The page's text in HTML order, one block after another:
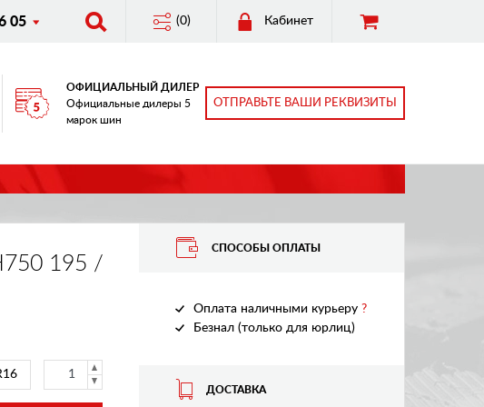
05 (0) Кабинет
ОФИЦИАЛЬНЫЙ ДИЛЕР
Официальные дилеры 5
марок шин
ОТПРАВЬТЕ ВАШИ РЕКВИЗИТЫ
195 /
СПОСОБЫ ОПЛАТЫ
Оплата наличными курьеру ?
Безнал (только для юрлиц)
ДОСТАВКА